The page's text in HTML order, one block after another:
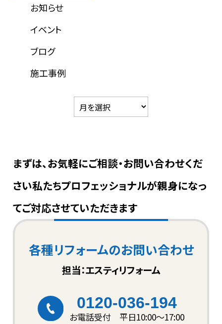
お知らせ
イベント
ブログ
施工事例
まずは、お気軽にご相談・お問い合わせくだ
さい私たちプロフェッショナルが親身になっ
てご対応させていただきます
各種リフォームのお問い合わせ
担当：エスティリフォーム
0120-036-194
お電話受付 平日10:00〜17:00